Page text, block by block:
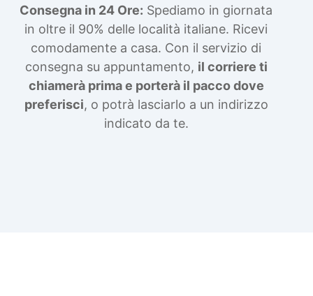
Consegna in 24 Ore: Spediamo in giornata
in oltre il 90% delle località italiane. Ricevi
comodamente a casa. Con il servizio di
consegna su appuntamento, il corriere ti
chiamerà prima e porterà il pacco dove
preferisci, o potrà lasciarlo a un indirizzo
indicato da te.